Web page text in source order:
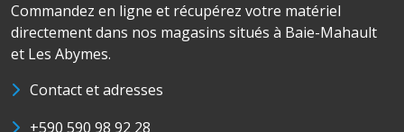
Commandez en ligne et récupérez votre matériel
directement dans nos magasins situés à Baie-Mahault
et Les Abymes.
Contact et adresses
+590 590 98 92 28